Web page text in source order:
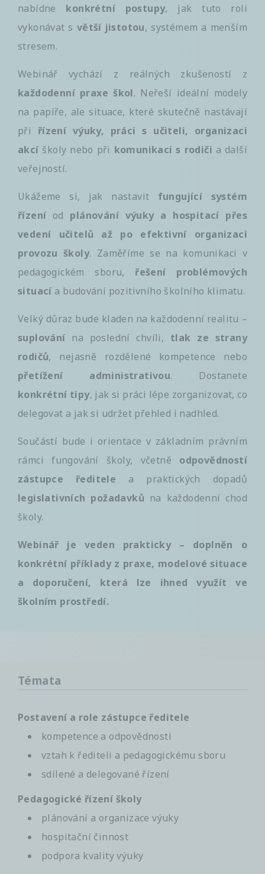
nabídne konkrétní postupy, jak tuto roli
vykonávat s větší jistotou, systémem a menším
stresem.
Webinář vychází z reálných zkušeností z
každodenní praxe škol. Neřeší ideální modely
na papíře, ale situace, které skutečně nastávají
při řízení výuky, práci s učiteli, organizaci
akcí školy nebo při komunikaci s rodiči a další
veřejností.
Ukážeme si, jak nastavit fungující systém
řízení od plánování výuky a hospitací přes
vedení učitelů až po efektivní organizaci
provozu školy. Zaměříme se na komunikaci v
pedagogickém sboru, řešení
problémových
situací a budování pozitivního školního klimatu.
Velký důraz bude kladen na každodenní realitu –
suplování na poslední chvíli, tlak ze strany
rodičů, nejasně rozdělené kompetence nebo
přetížení administrativou. Dostanete
konkrétní tipy, jak si práci lépe zorganizovat, co
delegovat a jak si udržet přehled i nadhled.
Součástí bude i orientace v základním právním
rámci fungování školy, včetně odpovědností
zástupce ředitele a praktických dopadů
legislativních požadavků na každodenní chod
školy.
Webinář je veden prakticky – doplněn o
konkrétní příklady z praxe, modelové situace
a doporučení, která lze ihned využít ve
školním prostředí.
Témata
Postavení a role zástupce ředitele
kompetence a odpovědnosti
vztah k řediteli a pedagogickému sboru
sdílené a delegované řízení
Pedagogické řízení školy
plánování a organizace výuky
hospitační činnost
podpora kvality výuky